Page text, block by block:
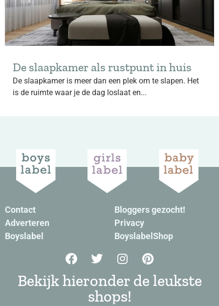
De slaapkamer als rustpunt in huis
De slaapkamer is meer dan een plek om te slapen. Het
is de ruimte waar je de dag loslaat en...
Contact
Adverteren
Boyslabel
Bloggers gezocht!
Privacy
BoyslabelShop
Bekijk hieronder de leukste
shops!